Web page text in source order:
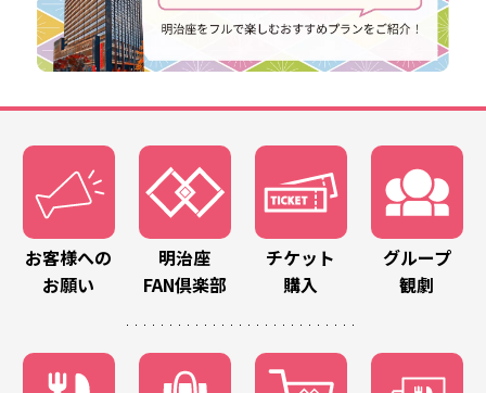
お客様への
お願い
明治座
FAN倶楽部
チケット
購入
グループ
観劇